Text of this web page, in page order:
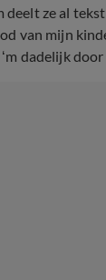
deelt ze al
van mijn
dadelijk door